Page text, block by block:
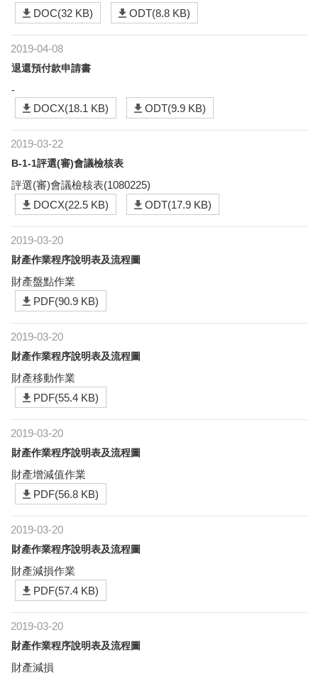
DOC(32 KB)
ODT(8.8 KB)
2019-04-08
退還預付款申請書
-
DOCX(18.1 KB)
ODT(9.9 KB)
2019-03-22
B-1-1評選(審)會議檢核表
評選(審)會議檢核表(1080225)
DOCX(22.5 KB)
ODT(17.9 KB)
2019-03-20
財產作業程序說明表及流程圖
財產盤點作業
PDF(90.9 KB)
2019-03-20
財產作業程序說明表及流程圖
財產移動作業
PDF(55.4 KB)
2019-03-20
財產作業程序說明表及流程圖
財產增減值作業
PDF(56.8 KB)
2019-03-20
財產作業程序說明表及流程圖
財產減損作業
PDF(57.4 KB)
2019-03-20
財產作業程序說明表及流程圖
財產減損